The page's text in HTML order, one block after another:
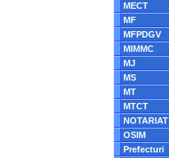
MECT
MF
MFPDGV
MIMMC
MJ
MS
MT
MTCT
NOTARIAT
OSIM
Prefecturi